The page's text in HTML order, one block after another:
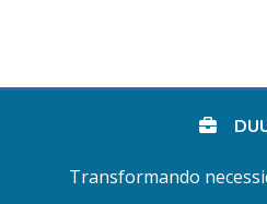
Transformando